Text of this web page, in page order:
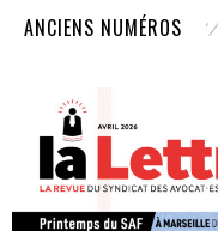
ANCIENS NUMÉROS